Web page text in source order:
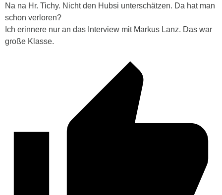
Na na Hr. Tichy. Nicht den Hubsi unterschätzen. Da hat man
schon verloren?
Ich erinnere nur an das Interview mit Markus Lanz. Das war
große Klasse.